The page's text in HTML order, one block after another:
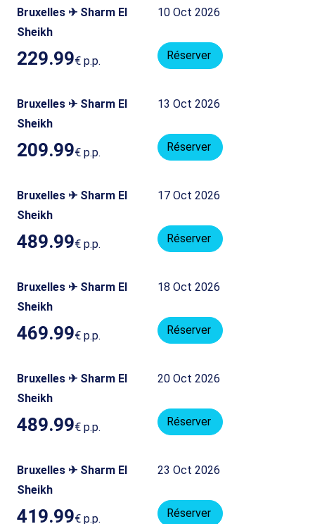
Bruxelles ✈ Sharm El
Sheikh
10 Oct 2026
229.99€ p.p. Réserver
Bruxelles ✈ Sharm El
Sheikh
13 Oct 2026
209.99€ p.p. Réserver
Bruxelles ✈ Sharm El
Sheikh
17 Oct 2026
489.99€ p.p. Réserver
Bruxelles ✈ Sharm El
Sheikh
18 Oct 2026
469.99€ p.p. Réserver
Bruxelles ✈ Sharm El
Sheikh
20 Oct 2026
489.99€ p.p. Réserver
Bruxelles ✈ Sharm El
Sheikh
23 Oct 2026
419.99€ p.p. Réserver